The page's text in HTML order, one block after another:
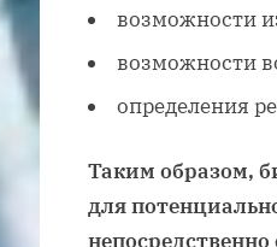
возможности
возможности
определения
Таким образом,
для